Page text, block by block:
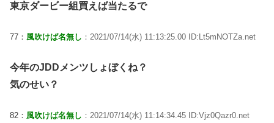
東京ダービー組買えば当たるで
77： 風吹けば名無し ：2021/07/14(水) 11:13:25.00 ID:Lt5mNOTZa.net
今年のJDDメンツしょぼくね？
気のせい？
82： 風吹けば名無し ：2021/07/14(水) 11:14:34.45 ID:Vjz0Qazr0.net